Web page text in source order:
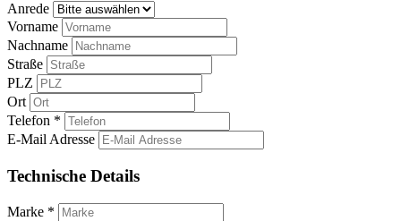
Anrede
Vorname
Nachname
Straße
PLZ
Ort
Telefon *
E-Mail Adresse
Technische Details
Marke *